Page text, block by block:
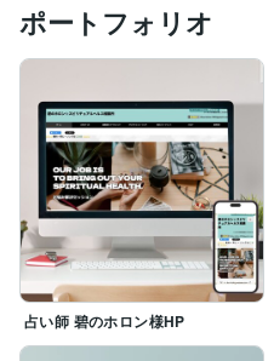
③思考整理＆問題の見える
ぼんやりと方向だけ決ま
何から手をつけたらいいの
モヤ解決が得意です。相談
必ず、相談前よりモチベー
から始めるかがわかるよう
ンサルティングをします！
☆ 強み ☆
長年、心理学的アプローチ
のコンサルティングをして
2022年に開業してからは、
ンツ作りを一人で担当して
容が違っても、個人事業主
ポートフォリオ
占い師 碧のホロン様HP